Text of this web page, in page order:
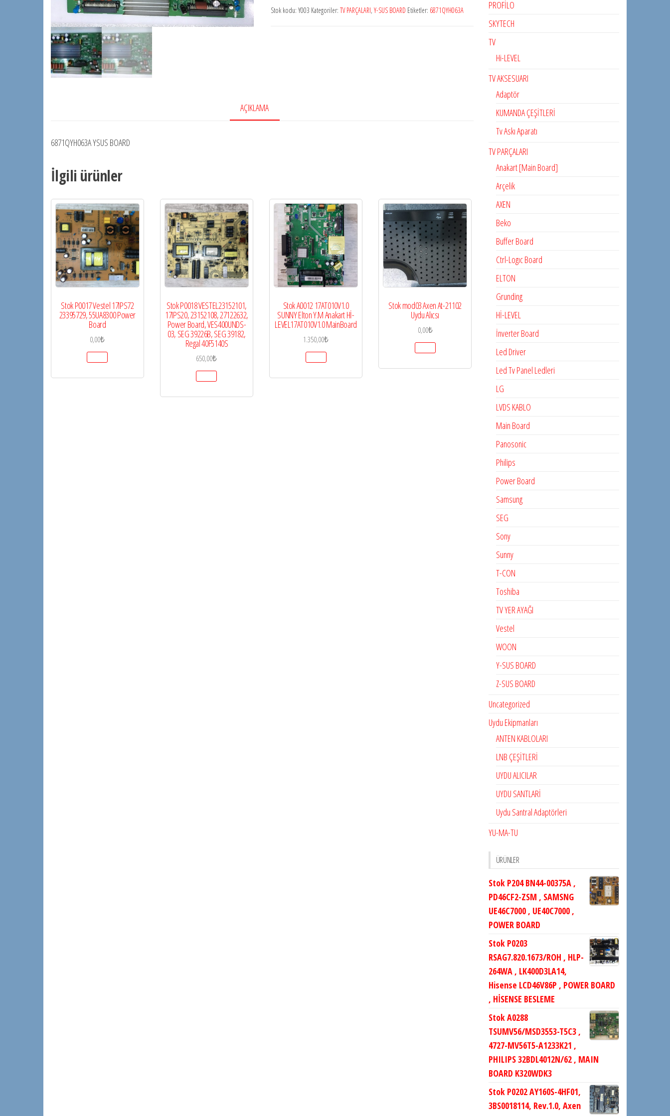
adet
Stok kodu: Y003 Kategoriler: TV PARÇALARI, Y-SUS BOARD Etiketler: 6871QYH063A
AÇIKLAMA
6871QYH063A YSUS BOARD
İlgili ürünler
Stok P0017 Vestel 17IPS72
23395729, 55UA8300 Power
Board
0,00₺
Stok P0018 VESTEL23152101,
17IPS20, 23152108, 27122632,
Power Board, VES400UNDS-
03, SEG 39226B, SEG 39182,
Regal 40F5140S
650,00₺
Stok A0012 17AT010V1.0
SUNNY Elton Y.M Anakart Hİ-
LEVEL17AT010V1.0 MainBoard
1.350,00₺
Stok mod03 Axen At-21102
Uydu Alıcsı
0,00₺
PROFİLO
SKYTECH
TV
Hi-LEVEL
TV AKSESUARI
Adaptör
KUMANDA ÇEŞİTLERİ
Tv Askı Aparatı
TV PARÇALARI
Anakart [Main Board]
Arçelik
AXEN
Beko
Buffer Board
Ctrl-Logıc Board
ELTON
Grunding
Hİ-LEVEL
İnverter Board
Led Driver
Led Tv Panel Ledleri
LG
LVDS KABLO
Main Board
Panosonic
Philips
Power Board
Samsung
SEG
Sony
Sunny
T-CON
Toshiba
TV YER AYAĞI
Vestel
WOON
Y-SUS BOARD
Z-SUS BOARD
Uncategorized
Uydu Ekipmanları
ANTEN KABLOLARI
LNB ÇEŞİTLERİ
UYDU ALICILAR
UYDU SANTLARİ
Uydu Santral Adaptörleri
YU-MA-TU
ÜRÜNLER
Stok P204 BN44-00375A ,
PD46CF2-ZSM , SAMSNG
UE46C7000 , UE40C7000 ,
POWER BOARD
Stok P0203
RSAG7.820.1673/ROH , HLP-
264WA , LK400D3LA14,
Hisense LCD46V86P , POWER BOARD
, HİSENSE BESLEME
Stok A0288
TSUMV56/MSD3553-T5C3 ,
4727-MV56T5-A1233K21 ,
PHILIPS 32BDL4012N/62 , MAIN
BOARD K320WDK3
Stok P0202 AY160S-4HF01,
3BS0018114, Rev.1.0, Axen